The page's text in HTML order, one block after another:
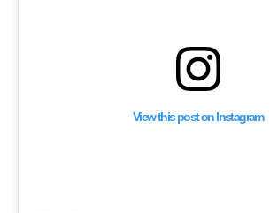
View this post on Instagram